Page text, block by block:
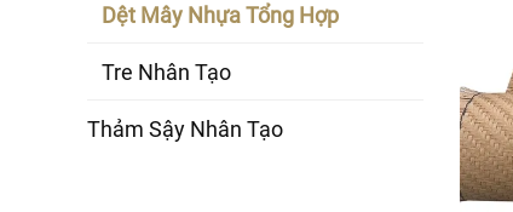
Dệt Mây Nhựa Tổng Hợp
Tre Nhân Tạo
Thảm Sậy Nhân Tạo